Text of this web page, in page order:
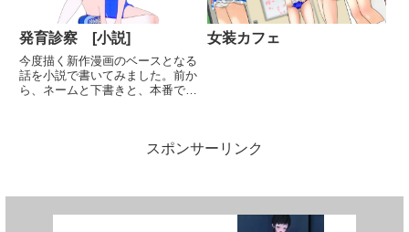
発育診察 [小説]
今度描く新作漫画のベースとなる
話を小説で書いてみました。前か
ら、ネームと下書きと、本番でど
て、肝心なストーリーやセリフを
女装カフェ
スポンサーリンク